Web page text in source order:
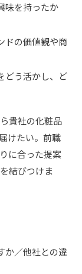
味を持ったか
ドの価値観や商
どう活かし、ど
貴社の化粧品
けたい。前職
に合った提案
結びつけま
か／他社との違